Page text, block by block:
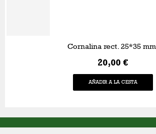
Cornalina rect. 25*35 mm.
20,00 €
AÑADIR A LA CESTA